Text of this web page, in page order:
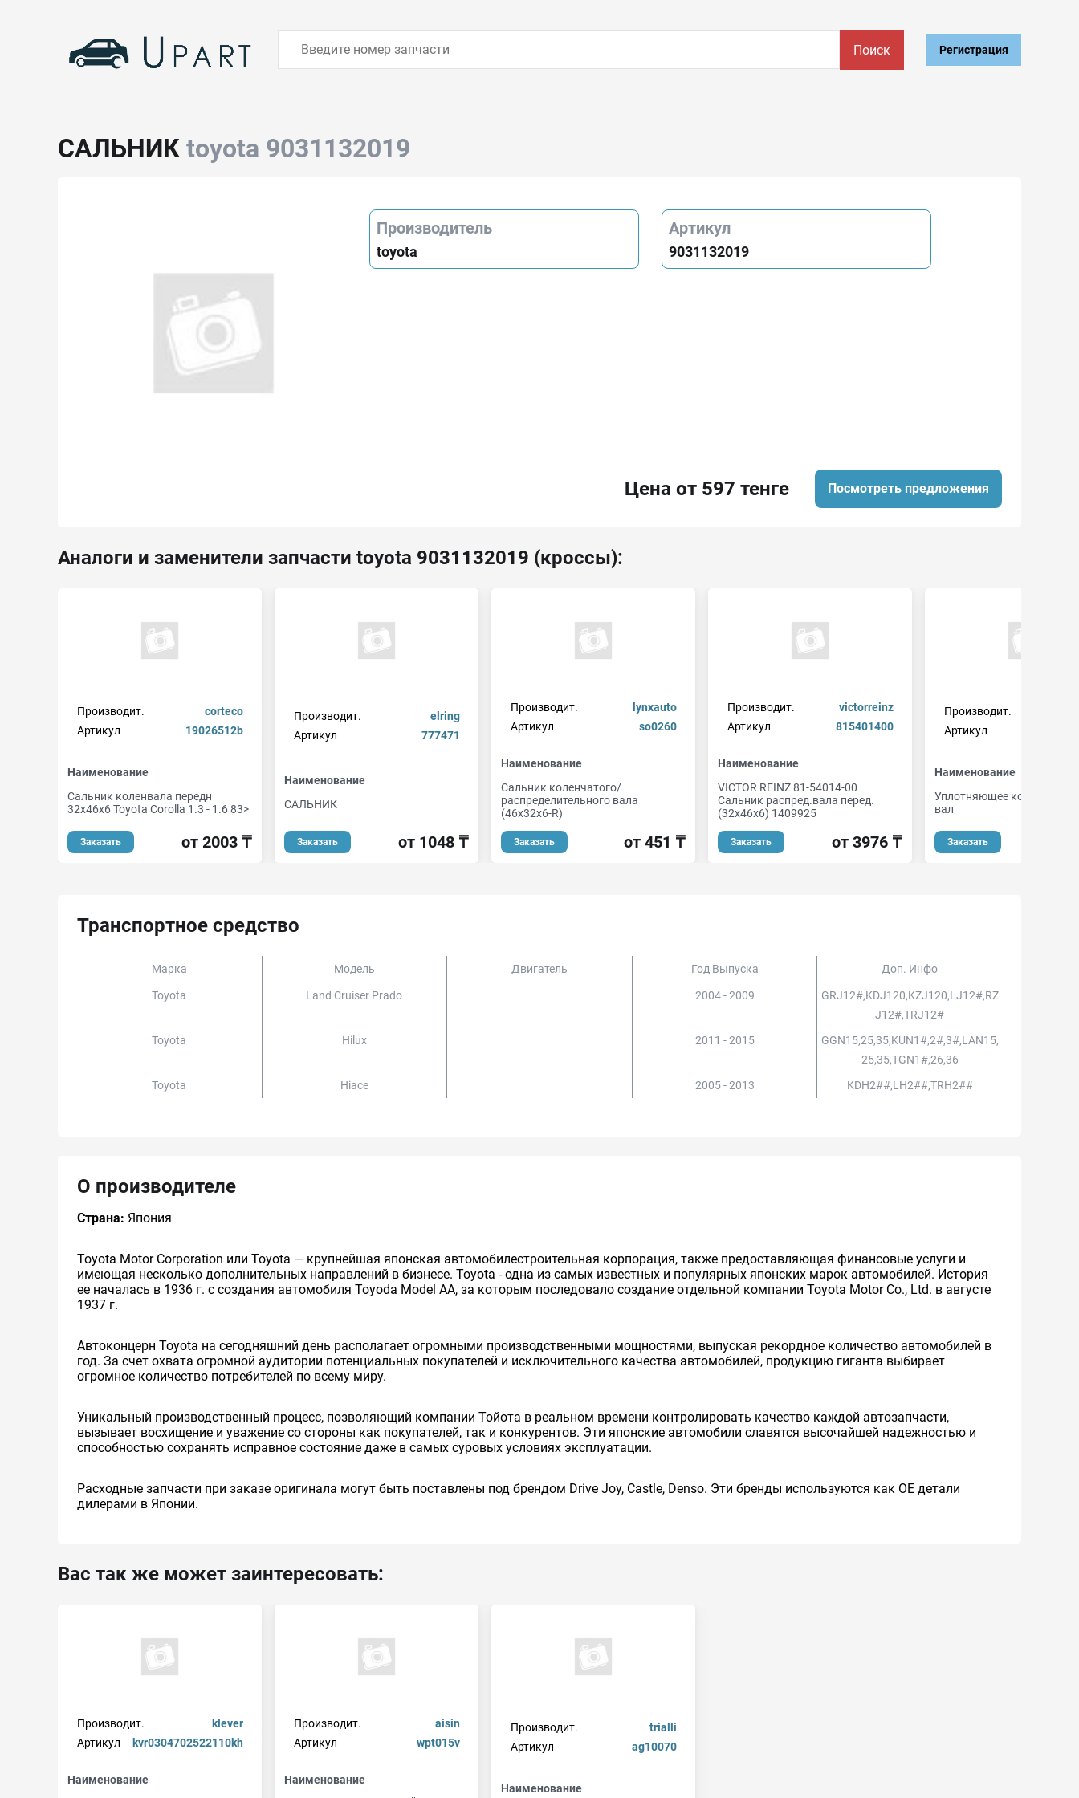
Поиск Регистрация
САЛЬНИК toyota 9031132019
Производитель
toyota
Артикул
9031132019
Цена от 597 тенге Посмотреть предложения
Аналоги и заменители запчасти toyota 9031132019 (кроссы):
Производит.
corteco
Артикул
19026512b
Наименование
Сальник коленвала передн
32x46x6 Toyota Corolla 1.3 - 1.6 83>
Заказать от 2003 ₸
Производит.
elring
Артикул
777471
Наименование
САЛЬНИК
Заказать от 1048 ₸
Производит.
lynxauto
Артикул
so0260
Наименование
Сальник коленчатого/
распределительного вала
(46x32x6-R)
Заказать от 451 ₸
Производит.
victorreinz
Артикул
815401400
Наименование
VICTOR REINZ 81-54014-00
Сальник распред.вала перед.
(32x46x6) 1409925
Заказать от 3976 ₸
Производит.
Артикул
Наименование
Уплотняющее кольцо,
вал
Заказать
Транспортное средство
Марка Модель Двигатель Год Выпуска Доп. Инфо
Toyota Land Cruiser Prado 2004 - 2009
GRJ12#,KDJ120,KZJ120,LJ12#,RZ
J12#,TRJ12#
Toyota
Hilux 2011 - 2015
GGN15,25,35,KUN1#,2#,3#,LAN15,
25,35,TGN1#,26,36
Toyota
Hiace 2005 - 2013 KDH2##,LH2##,TRH2##
О производителе
Страна: Япония
Toyota Motor Corporation или Toyota — крупнейшая японская автомобилестроительная корпорация, также предоставляющая финансовые услуги и
имеющая несколько дополнительных направлений в бизнесе. Toyota - одна из самых известных и популярных японских марок автомобилей. История
ее началась в 1936 г. с создания автомобиля Toyoda Model AA, за которым последовало создание отдельной компании Toyota Motor Co., Ltd. в августе
1937 г.
Автоконцерн Toyota на сегодняшний день располагает огромными производственными мощностями, выпуская рекордное количество автомобилей в
год. За счет охвата огромной аудитории потенциальных покупателей и исключительного качества автомобилей, продукцию гиганта выбирает
огромное количество потребителей по всему миру.
Уникальный производственный процесс, позволяющий компании Тойота в реальном времени контролировать качество каждой автозапчасти,
вызывает восхищение и уважение со стороны как покупателей, так и конкурентов. Эти японские автомобили славятся высочайшей надежностью и
способностью сохранять исправное состояние даже в самых суровых условиях эксплуатации.
Расходные запчасти при заказе оригинала могут быть поставлены под брендом Drive Joy, Castle, Denso. Эти бренды используются как ОЕ детали
дилерами в Японии.
Вас так же может заинтересовать:
Производит.
klever
Артикул
kvr0304702522110kh
Наименование
Производит.
aisin
Артикул
wpt015v
Наименование
Производит.
trialli
Артикул
ag10070
Наименование